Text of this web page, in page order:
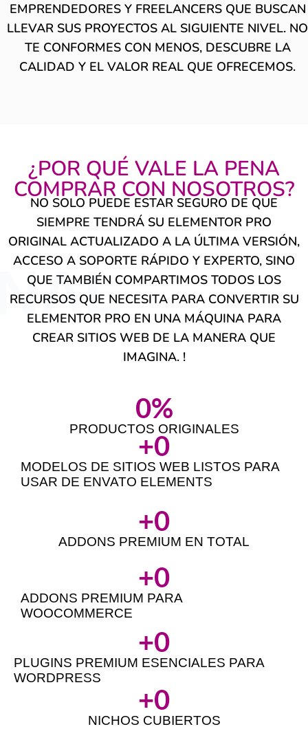
EMPRENDEDORES Y FREELANCERSQUE BUSCAN
LLEVAR SUS PROYECTOS AL SIGUIENTE NIVEL. NO
TE CONFORMES CON MENOS, DESCUBRE LA
CALIDAD Y EL VALOR REAL QUE OFRECEMOS.
¿POR QUÉ VALE LA PENA
COMPRAR CON NOSOTROS?
NO SOLO PUEDE ESTAR SEGURO DE QUE
SIEMPRE TENDRÁ SU ELEMENTOR PRO
ORIGINAL ACTUALIZADO A LA ÚLTIMA VERSIÓN,
ACCESO A SOPORTE RÁPIDO Y EXPERTO, SINO
QUE TAMBIÉN COMPARTIMOS TODOS LOS
RECURSOS QUE NECESITA PARA CONVERTIR SU
ELEMENTOR PRO EN UNA MÁQUINA PARA
CREAR SITIOS WEB DE LA MANERA QUE
IMAGINA. !
PRODUCTOS ORIGINALES
0%
MODELOS DE SITIOS WEB LISTOS PARA
USAR DE ENVATO ELEMENTS
+0
ADDONS PREMIUM EN TOTAL
+0
ADDONS PREMIUM PARA
WOOCOMMERCE
+0
PLUGINS PREMIUM ESENCIALES PARA
WORDPRESS
+0
NICHOS CUBIERTOS
+0